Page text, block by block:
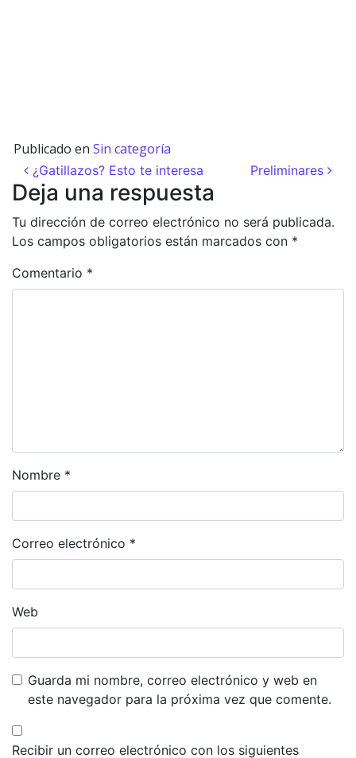
Publicado en Sin categoría
Navegación de entradas
¿Gatillazos? Esto te interesa Preliminares
Deja una respuesta
Tu dirección de correo electrónico no será publicada.
Los campos obligatorios están marcados con *
Comentario *
Nombre *
Correo electrónico *
Web
Guarda mi nombre, correo electrónico y web en
este navegador para la próxima vez que comente.
Recibir un correo electrónico con los siguientes